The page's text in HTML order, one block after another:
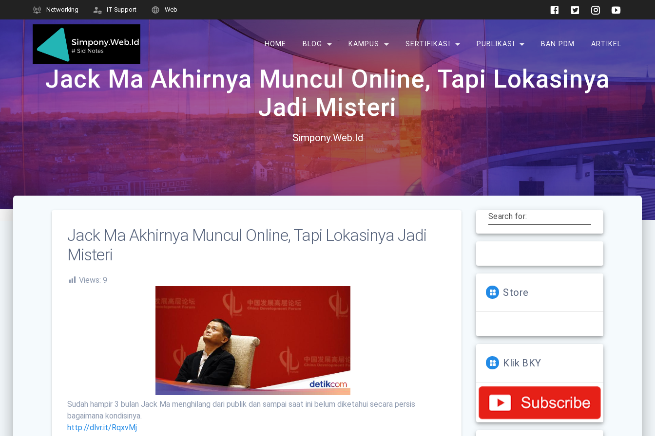
content
Networking IT Support Web
HOME BLOG KAMPUS SERTIFIKASI PUBLIKASI BAN PDM ARTIKEL
Jack Ma Akhirnya Muncul Online, Tapi Lokasinya
Jadi Misteri
Simpony.Web.Id
Jack Ma Akhirnya Muncul Online, Tapi Lokasinya Jadi
Misteri
Views: 9
Sudah hampir 3 bulan Jack Ma menghilang dari publik dan sampai saat ini belum diketahui secara persis
bagaimana kondisinya.
http://dlvr.it/RqxvMj
Search for:
Store
Klik BKY